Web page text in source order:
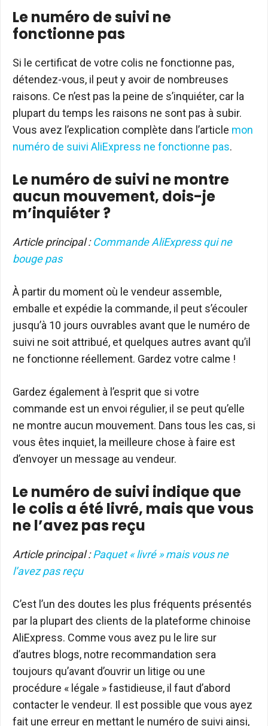
Le numéro de suivi ne
fonctionne pas
Si le certificat de votre colis ne fonctionne pas,
détendez-vous, il peut y avoir de nombreuses
raisons. Ce n’est pas la peine de s’inquiéter, car la
plupart du temps les raisons ne sont pas à subir.
Vous avez l’explication complète dans l’article mon
numéro de suivi AliExpress ne fonctionne pas.
Le numéro de suivi ne montre
aucun mouvement, dois-je
m’inquiéter ?
Article principal :Commande AliExpress qui ne
bouge pas
À partir du moment où le vendeur assemble,
emballe et expédie la commande, il peut s’écouler
jusqu’à 10 jours ouvrables avant que le numéro de
suivi ne soit attribué, et quelques autres avant qu’il
ne fonctionne réellement. Gardez votre calme !
Gardez également à l’esprit que si votre
commande est un envoi régulier, il se peut qu’elle
ne montre aucun mouvement. Dans tous les cas, si
vous êtes inquiet, la meilleure chose à faire est
d’envoyer un message au vendeur.
Le numéro de suivi indique que
le colis a été livré, mais que vous
ne l’avez pas reçu
Article principal :Paquet « livré » mais vous ne
l’avez pas reçu
C’est l’un des doutes les plus fréquents présentés
par la plupart des clients de la plateforme chinoise
AliExpress. Comme vous avez pu le lire sur
d’autres blogs, notre recommandation sera
toujours qu’avant d’ouvrir un litige ou une
procédure « légale » fastidieuse, il faut d’abord
contacter le vendeur. Il est possible que vous ayez
fait une erreur en mettant le numéro de suivi ainsi,